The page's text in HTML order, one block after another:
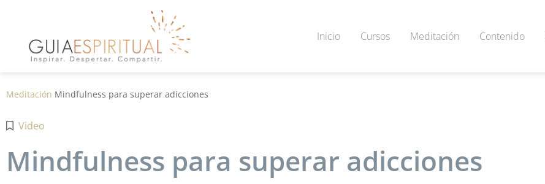
Inicio Cursos Meditación Contenido
Meditación Mindfulness para superar adicciones
Video
Mindfulness para superar adicciones